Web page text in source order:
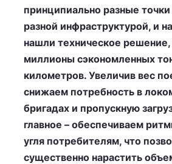
принципиально разные точки
разной инфраструктурой, и
нашли техническое решение,
миллионы сэкономленных
километров. Увеличив вес
снижаем потребность в
бригадах и пропускную
главное – обеспечиваем
угля потребителям, что
существенно нарастить